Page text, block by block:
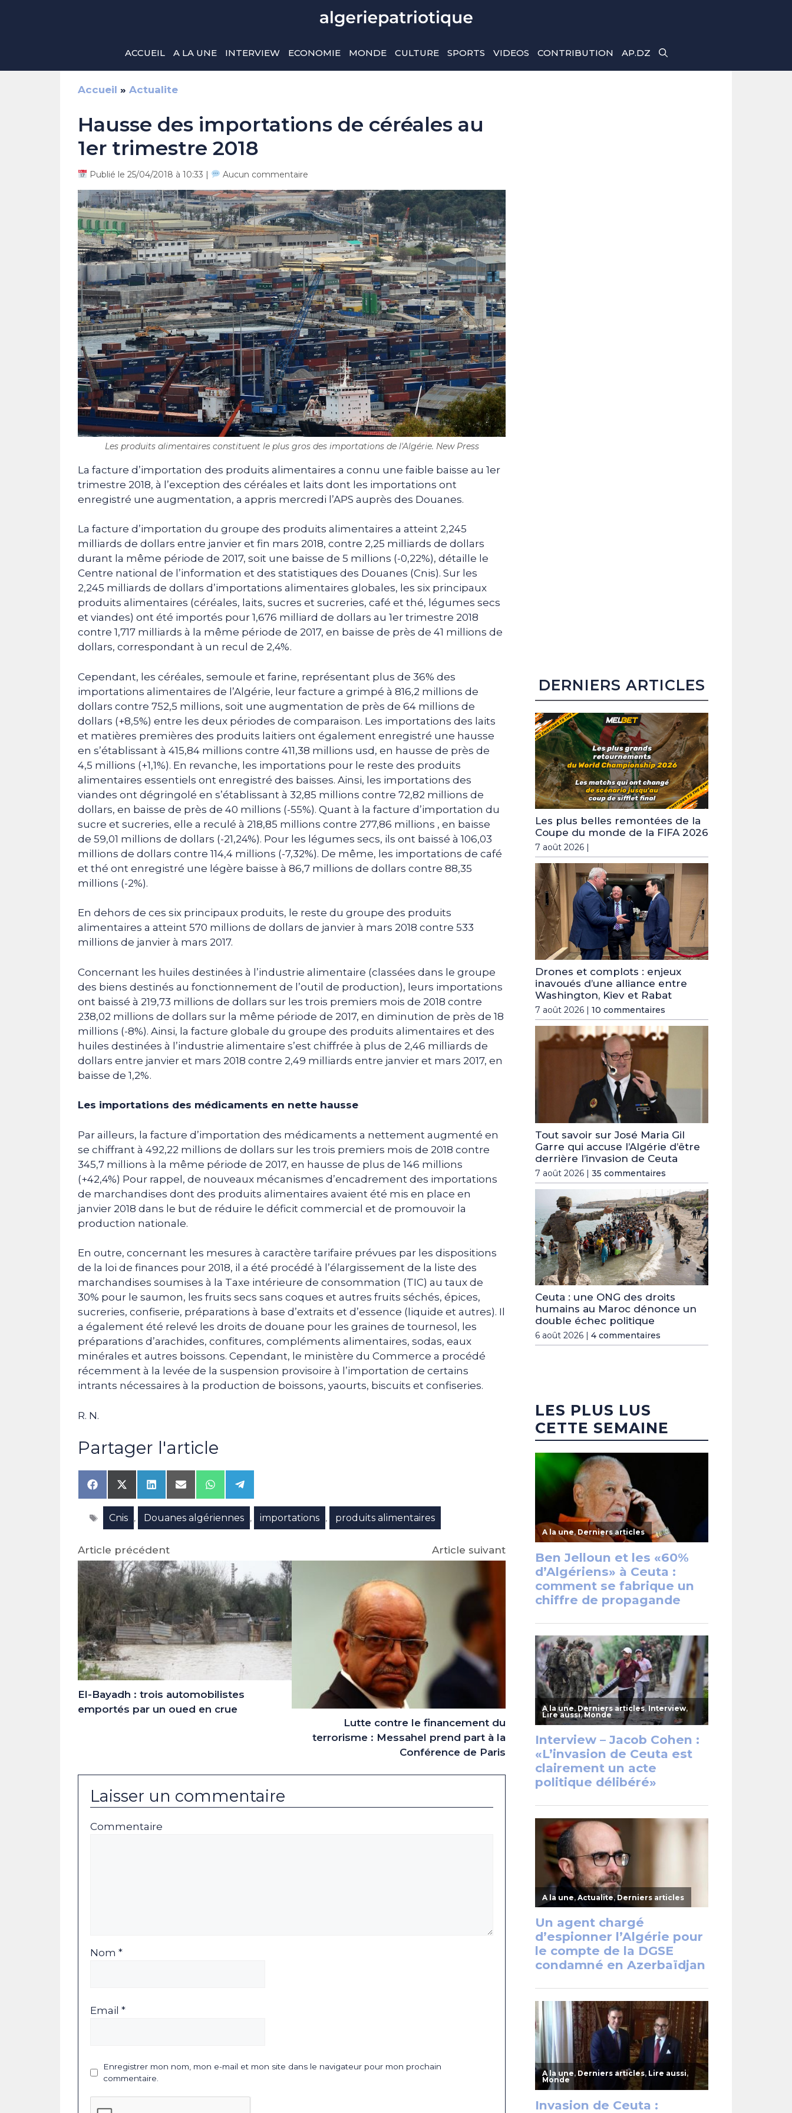
ACCUEIL A LA UNE INTERVIEW ECONOMIE MONDE CULTURE SPORTS VIDEOS CONTRIBUTION AP.DZ
Accueil » Actualite
Hausse des importations de céréales au
1er trimestre 2018
Publié le 25/04/2018 à 10:33 | Aucun commentaire
Les produits alimentaires constituent le plus gros des importations de l'Algérie. New Press
La facture d’importation des produits alimentaires a connu une faible baisse au 1er
trimestre 2018, à l’exception des céréales et laits dont les importations ont
enregistré une augmentation, a appris mercredi l’APS auprès des Douanes.
La facture d’importation du groupe des produits alimentaires a atteint 2,245
milliards de dollars entre janvier et fin mars 2018, contre 2,25 milliards de dollars
durant la même période de 2017, soit une baisse de 5 millions (-0,22%), détaille le
Centre national de l’information et des statistiques des Douanes (Cnis). Sur les
2,245 milliards de dollars d’importations alimentaires globales, les six principaux
produits alimentaires (céréales, laits, sucres et sucreries, café et thé, légumes secs
et viandes) ont été importés pour 1,676 milliard de dollars au 1er trimestre 2018
contre 1,717 milliards à la même période de 2017, en baisse de près de 41 millions de
dollars, correspondant à un recul de 2,4%.
Cependant, les céréales, semoule et farine, représentant plus de 36% des
importations alimentaires de l’Algérie, leur facture a grimpé à 816,2 millions de
dollars contre 752,5 millions, soit une augmentation de près de 64 millions de
dollars (+8,5%) entre les deux périodes de comparaison. Les importations des laits
et matières premières des produits laitiers ont également enregistré une hausse
en s’établissant à 415,84 millions contre 411,38 millions usd, en hausse de près de
4,5 millions (+1,1%). En revanche, les importations pour le reste des produits
alimentaires essentiels ont enregistré des baisses. Ainsi, les importations des
viandes ont dégringolé en s’établissant à 32,85 millions contre 72,82 millions de
dollars, en baisse de près de 40 millions (-55%). Quant à la facture d’importation du
sucre et sucreries, elle a reculé à 218,85 millions contre 277,86 millions , en baisse
de 59,01 millions de dollars (-21,24%). Pour les légumes secs, ils ont baissé à 106,03
millions de dollars contre 114,4 millions (-7,32%). De même, les importations de café
et thé ont enregistré une légère baisse à 86,7 millions de dollars contre 88,35
millions (-2%).
En dehors de ces six principaux produits, le reste du groupe des produits
alimentaires a atteint 570 millions de dollars de janvier à mars 2018 contre 533
millions de janvier à mars 2017.
Concernant les huiles destinées à l’industrie alimentaire (classées dans le groupe
des biens destinés au fonctionnement de l’outil de production), leurs importations
ont baissé à 219,73 millions de dollars sur les trois premiers mois de 2018 contre
238,02 millions de dollars sur la même période de 2017, en diminution de près de 18
millions (-8%). Ainsi, la facture globale du groupe des produits alimentaires et des
huiles destinées à l’industrie alimentaire s’est chiffrée à plus de 2,46 milliards de
dollars entre janvier et mars 2018 contre 2,49 milliards entre janvier et mars 2017, en
baisse de 1,2%.
Les importations des médicaments en nette hausse
Par ailleurs, la facture d’importation des médicaments a nettement augmenté en
se chiffrant à 492,22 millions de dollars sur les trois premiers mois de 2018 contre
345,7 millions à la même période de 2017, en hausse de plus de 146 millions
(+42,4%) Pour rappel, de nouveaux mécanismes d’encadrement des importations
de marchandises dont des produits alimentaires avaient été mis en place en
janvier 2018 dans le but de réduire le déficit commercial et de promouvoir la
production nationale.
En outre, concernant les mesures à caractère tarifaire prévues par les dispositions
de la loi de finances pour 2018, il a été procédé à l’élargissement de la liste des
marchandises soumises à la Taxe intérieure de consommation (TIC) au taux de
30% pour le saumon, les fruits secs sans coques et autres fruits séchés, épices,
sucreries, confiserie, préparations à base d’extraits et d’essence (liquide et autres). Il
a également été relevé les droits de douane pour les graines de tournesol, les
préparations d’arachides, confitures, compléments alimentaires, sodas, eaux
minérales et autres boissons. Cependant, le ministère du Commerce a procédé
récemment à la levée de la suspension provisoire à l’importation de certains
intrants nécessaires à la production de boissons, yaourts, biscuits et confiseries.
R. N.
Partager l'article
Share
on
Facebook
Share
on
X
(Twitter)
Share
on
LinkedIn
Share
on
Email
Share
on
WhatsApp
Share
on
Telegram
Étiquettes
Cnis , Douanes algériennes , importations , produits alimentaires
Article précédent
El-Bayadh : trois automobilistes
emportés par un oued en crue
Article suivant
Lutte contre le financement du
terrorisme : Messahel prend part à la
Conférence de Paris
Laisser un commentaire
Commentaire
Nom *
Email *
Enregistrer mon nom, mon e-mail et mon site dans le navigateur pour mon prochain
commentaire.
DERNIERS ARTICLES
Les plus belles remontées de la
Coupe du monde de la FIFA 2026
7 août 2026 |
Drones et complots : enjeux
inavoués d’une alliance entre
Washington, Kiev et Rabat
7 août 2026 | 10 commentaires
Tout savoir sur José Maria Gil
Garre qui accuse l’Algérie d’être
derrière l’invasion de Ceuta
7 août 2026 | 35 commentaires
Ceuta : une ONG des droits
humains au Maroc dénonce un
double échec politique
6 août 2026 | 4 commentaires
LES PLUS LUS
CETTE SEMAINE